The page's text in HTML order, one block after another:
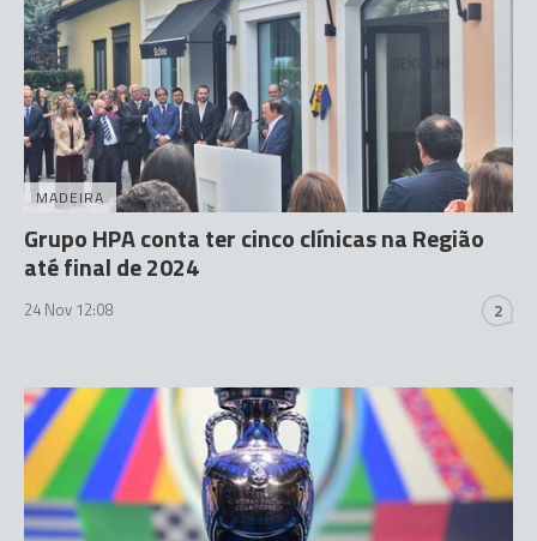
MADEIRA
Grupo HPA conta ter cinco clínicas na Região
até final de 2024
24 Nov 12:08 2